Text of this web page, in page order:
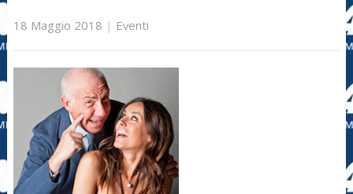
18 Maggio 2018 | Eventi